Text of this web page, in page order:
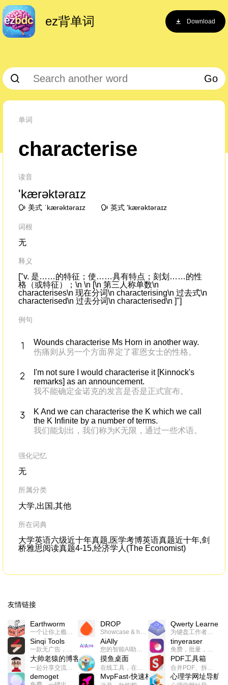
ez背单词 Download
Go
单词
characterise
读音
'kærəktəraɪz
美式 ˈkærəktəraɪz 英式 'kærəktəraɪz
词根
无
释义
["v. 是……的特征；使……具有特点；刻划……的性
格（或特征）；\n \n [\n 第三人称单数\n
characterises\n 现在分词\n characterising\n 过去式\n
characterised\n 过去分词\n characterised\n ]"]
例句
Wounds characterise Ms Horn in another way.
伤痛则从另一个方面界定了霍恩女士的性格。
I'm not sure I would characterise it [Kinnock's
remarks] as an announcement.
我不能确定金诺克的发言是否是正式宣布。
K And we can characterise the K which we call
the K Infinite by a number of terms.
我们能划出，我们称为K无限，通过一些术语。
强化记忆
无
所属分类
大学,出国,其他
所在词典
大学英语六级近十年真题,医学考博英语真题近十年,剑
桥雅思阅读真题4-15,经济学人(The Economist)
友情链接
Earthworm
一个让你上瘾的英语学习工具，使用 连词成句 、 i + 1 、 以终为始等学习理论来帮助你习得英语，通过不断的重复形成肌肉记忆，最重要的是 游戏化 的形式让学习英语从此不再痛苦
DROP
Showcase & host your work in extraordinary ways.不限速文件分享，托管，建站平台
Qwerty Learner
为键盘工作者设计的单词与肌肉记忆锻炼软件
Sinqi Tools
一款无广告，界面清爽的神奇在线小工具集合，范围包括但不限于：开发，设计，日常生活等
AiAlly
您的智能AI助手解决方案。提供24/7全天候的高效虚拟员工服务，助力个人和组织提升生产力、激发创新潜能。
tinyeraser
免费，批量，快速，一键换背景的桌面软件
大帅老猿的博客
一起分享交流生活学习，出海赚钱，编程技术，远程工作，优秀产品等相关话题。希望大家都能有所收获。
摸鱼桌面
在线工具，在线游戏，电影，小说各种有趣的资源这里都有
PDF工具箱
合并PDF、拆分PDF、旋转PDF、裁剪PDF、转换PDF、加密PDF、解密PDF、PDF加水印等多种PDF处理功能
demoget MvpFast-快速构建网站应用心理学网址导航